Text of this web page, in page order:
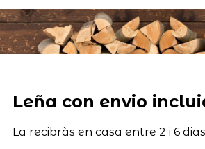
Leña con envio
La recibràs en casa entre 2 i 6 dias